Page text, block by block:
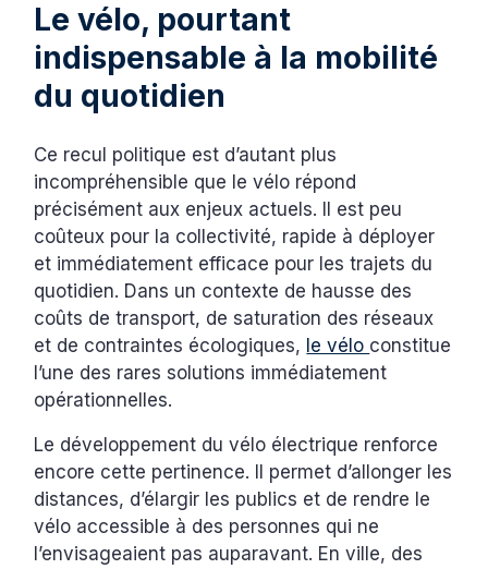
Le vélo, pourtant
indispensable à la mobilité
du quotidien
Ce recul politique est d’autant plus
incompréhensible que le vélo répond
précisément aux enjeux actuels. Il est peu
coûteux pour la collectivité, rapide à déployer
et immédiatement efficace pour les trajets du
quotidien. Dans un contexte de hausse des
coûts de transport, de saturation des réseaux
et de contraintes écologiques, le vélo constitue
l’une des rares solutions immédiatement
opérationnelles.
Le développement du vélo électrique renforce
encore cette pertinence. Il permet d’allonger les
distances, d’élargir les publics et de rendre le
vélo accessible à des personnes qui ne
l’envisageaient pas auparavant. En ville, des